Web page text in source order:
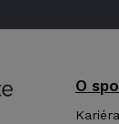
O
Kariéra